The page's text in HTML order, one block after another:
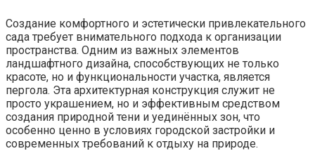
Создание комфортного и эстетически привлекательного
сада требует внимательного подхода к организации
пространства. Одним из важных элементов
ландшафтного дизайна, способствующих не только
красоте, но и функциональности участка, является
пергола. Эта архитектурная конструкция служит не
просто украшением, но и эффективным средством
создания природной тени и уединённых зон, что
особенно ценно в условиях городской застройки и
современных требований к отдыху на природе.